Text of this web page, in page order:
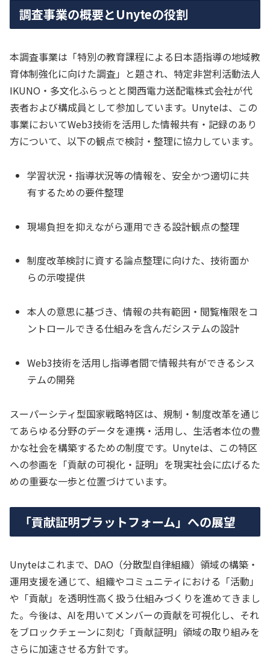
調査事業の概要とUnyteの役割
本調査事業は「特別の教育課程による日本語指導の地域教
育体制強化に向けた調査」と題され、特定非営利活動法人
IKUNO・多文化ふらっとと関西電力送配電株式会社が代
表者および構成員として参加しています。Unyteは、この
事業においてWeb3技術を活用した情報共有・記録のあり
方について、以下の観点で検討・整理に協力しています。
学習状況・指導状況等の情報を、安全かつ適切に共
有するための要件整理
現場負担を抑えながら運用できる設計観点の整理
制度改革検討に資する論点整理に向けた、技術面か
らの示唆提供
本人の意思に基づき、情報の共有範囲・閲覧権限をコ
ントロールできる仕組みを含んだシステムの設計
Web3技術を活用し指導者間で情報共有ができるシス
テムの開発
スーパーシティ型国家戦略特区は、規制・制度改革を通じ
てあらゆる分野のデータを連携・活用し、生活者本位の豊
かな社会を構築するための制度です。Unyteは、この特区
への参画を「貢献の可視化・証明」を現実社会に広げるた
めの重要な一歩と位置づけています。
「貢献証明プラットフォーム」への展望
Unyteはこれまで、DAO（分散型自律組織）領域の構築・
運用支援を通じて、組織やコミュニティにおける「活動」
や「貢献」を透明性高く扱う仕組みづくりを進めてきまし
た。今後は、AIを用いてメンバーの貢献を可視化し、それ
をブロックチェーンに刻む「貢献証明」領域の取り組みを
さらに加速させる方針です。